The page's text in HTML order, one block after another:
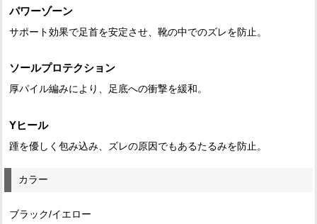
パワーゾーン
サポート効果で足首を安定させ、靴の中でのズレを防止。
ソールプロテクション
厚パイル編みにより、足底への衝撃を緩和。
Yヒール
踵を優しく包み込み、ズレの原因でもあるたるみを防止。
カラー
ブラック/イエロー